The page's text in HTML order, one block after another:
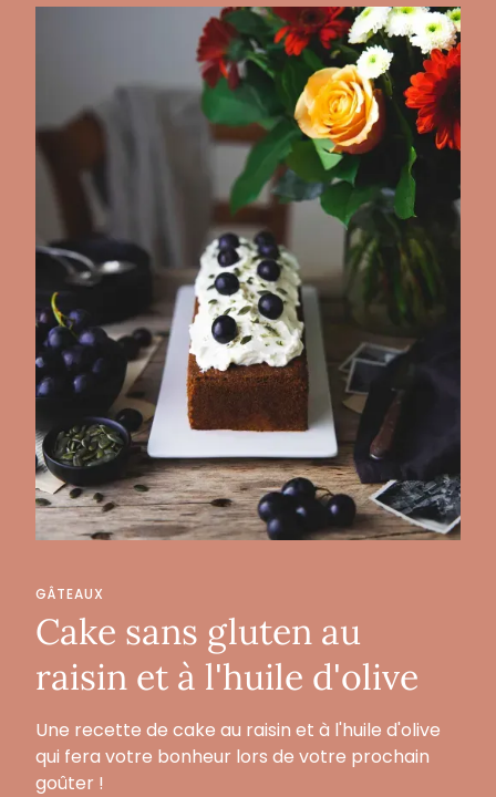
GÂTEAUX
Cake sans gluten au
raisin et à l'huile d'olive
Une recette de cake au raisin et à l'huile d'olive
qui fera votre bonheur lors de votre prochain
goûter !